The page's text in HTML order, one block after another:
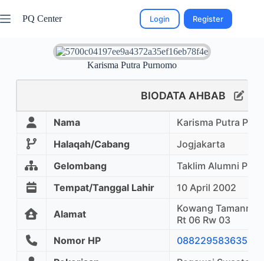
PQ Center Login Register
Karisma Putra Purnomo
BIODATA AHBAB
Nama
Karisma Putra
Halaqah/Cabang
Jogjakarta
Gelombang
Taklim Alumni PQ
Tempat/Tanggal Lahir
10 April 2002
Alamat
Kowang
Rt 06 Rw 03
Nomor HP
088229583635